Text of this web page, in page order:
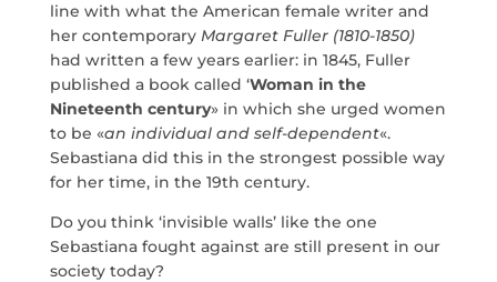
info@crowplan.com
922 28 00 28
line with what the American female writer and
her contemporary Margaret Fuller (1810-1850)
had written a few years earlier: in 1845, Fuller
published a book called ‘Woman in the
Nineteenth century» in which she urged women
to be «an individual and self-dependent«.
Sebastiana did this in the strongest possible way
for her time, in the 19th century.
Do you think ‘invisible walls’ like the one
Sebastiana fought against are still present in our
society today?